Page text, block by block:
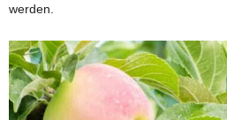
werden.